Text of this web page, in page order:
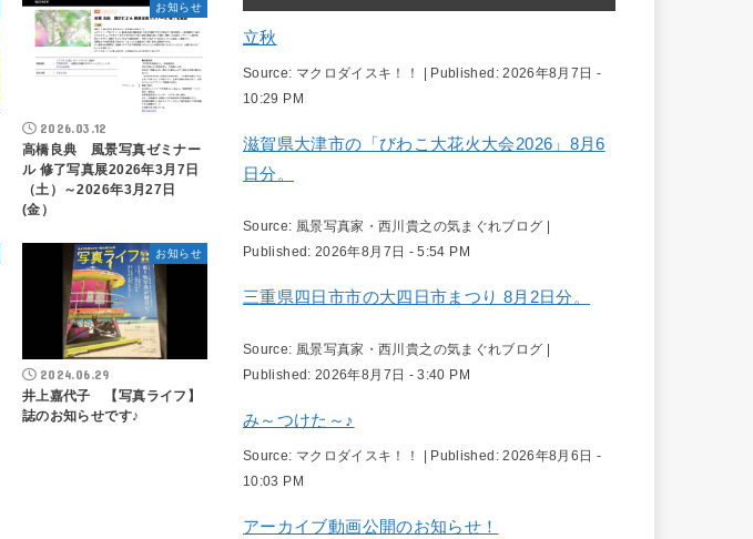
お知らせ
2026.03.12
高橋良典 風景写真ゼミナー
ル 修了写真展2026年3月7日
（土）～2026年3月27日
(金）
お知らせ
2024.06.29
井上嘉代子 【写真ライフ】
誌のお知らせです♪
立秋
Source: マクロダイスキ！！ Published:2026年8月7日 -
10:29 PM
滋賀県大津市の「びわこ大花火大会2026」8月6
日分。
Source: 風景写真家・西川貴之の気まぐれブログ |
Published: 2026年8月7日 - 5:54 PM
三重県四日市市の大四日市まつり 8月2日分。
Source: 風景写真家・西川貴之の気まぐれブログ |
Published: 2026年8月7日 - 3:40 PM
み～つけた～♪
Source: マクロダイスキ！！ Published:2026年8月6日 -
10:03 PM
アーカイブ動画公開のお知らせ！